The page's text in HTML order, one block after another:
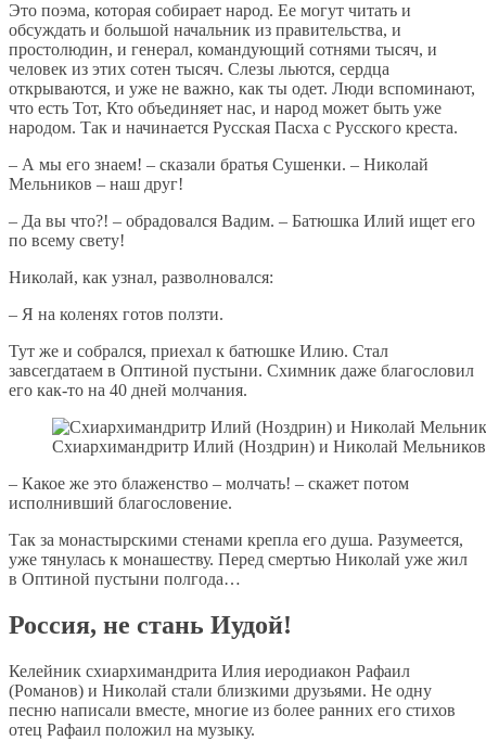
Это поэма, которая собирает народ. Ее могут читать и
обсуждать и большой начальник из правительства, и
простолюдин, и генерал, командующий сотнями тысяч, и
человек из этих сотен тысяч. Слезы льются, сердца
открываются, и уже не важно, как ты одет. Люди вспоминают,
что есть Тот, Кто объединяет нас, и народ может быть уже
народом. Так и начинается Русская Пасха с Русского креста.
– А мы его знаем! – сказали братья Сушенки. – Николай
Мельников – наш друг!
– Да вы что?! – обрадовался Вадим. – Батюшка Илий ищет его
по всему свету!
Николай, как узнал, разволновался:
– Я на коленях готов ползти.
Тут же и собрался, приехал к батюшке Илию. Стал
завсегдатаем в Оптиной пустыни. Схимник даже благословил
его как-то на 40 дней молчания.
Схиархимандритр Илий (Ноздрин) и Николай Мельников
– Какое же это блаженство – молчать! – скажет потом
исполнивший благословение.
Так за монастырскими стенами крепла его душа. Разумеется,
уже тянулась к монашеству. Перед смертью Николай уже жил
в Оптиной пустыни полгода…
Россия, не стань Иудой!
Келейник схиархимандрита Илия иеродиакон Рафаил
(Романов) и Николай стали близкими друзьями. Не одну
песню написали вместе, многие из более ранних его стихов
отец Рафаил положил на музыку.